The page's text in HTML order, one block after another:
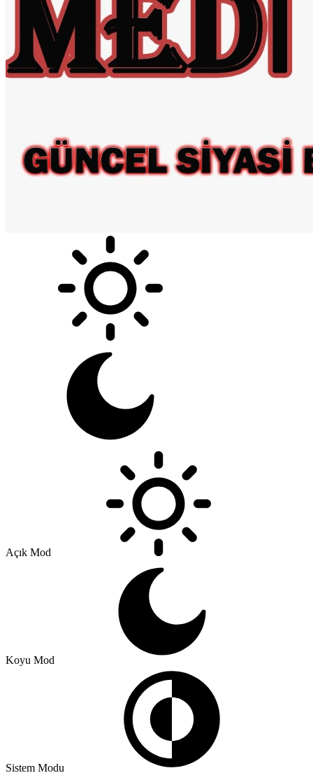
Açık Mod
Koyu Mod
Sistem Modu